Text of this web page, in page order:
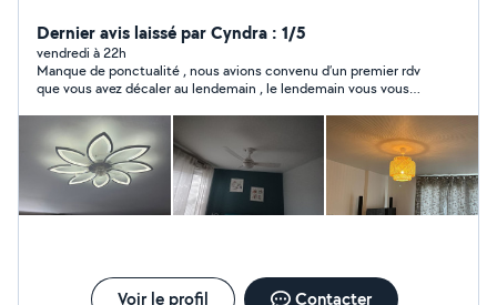
soit exécuté selon les normes du métier, je suis sérieux
,ponctuel et aime atteindre mon objectif... Outre le
volet électricité je fais aussi dans la fixation des
tringles,des supports TV, des rails ainsi que tout type de
fixation murale...
Dernier avis laissé par Cyndra : 1/5
vendredi à 22h
Manque de ponctualité , nous avions convenu d’un premier rdv
que vous avez décaler au lendemain , le lendemain vous vous
Cordialement
Voir le profil Contacter